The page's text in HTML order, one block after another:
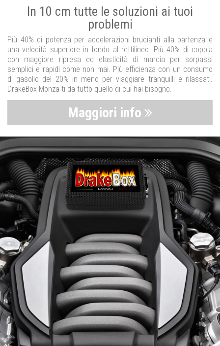
In 10 cm tutte le soluzioni ai tuoi
problemi
Più 40% di potenza per accelerazioni brucianti alla partenza e
una velocità superiore in fondo al rettilineo. Più 40% di coppia
con maggiore ripresa ed elasticità di marcia per sorpassi
semplici e rapidi come non mai. Più efficienza con un consumo
di gasolio del 20% in meno per viaggiare tranquilli e rilassati.
DrakeBox Monza ti da tutto quello di cui hai bisogno.
Maggiori info